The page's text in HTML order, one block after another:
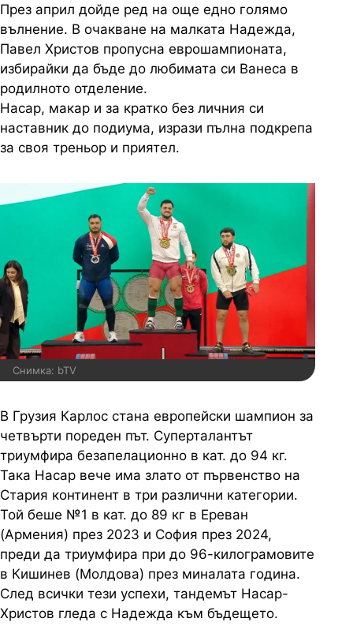
През април дойде ред на още едно голямо
вълнение. В очакване на малката Надежда,
Павел Христов пропусна еврошампионата,
избирайки да бъде до любимата си Ванеса в
родилното отделение.
Насар, макар и за кратко без личния си
наставник до подиума, изрази пълна подкрепа
за своя треньор и приятел.
Снимка: bTV
В Грузия Карлос стана европейски шампион за
четвърти пореден път. Суперталантът
триумфира безапелационно в кат. до 94 кг.
Така Насар вече има злато от първенство на
Стария континент в три различни категории.
Той беше №1 в кат. до 89 кг в Ереван
(Армения) през 2023 и София през 2024,
преди да триумфира при до 96-килограмовите
в Кишинев (Молдова) през миналата година.
След всички тези успехи, тандемът Насар-
Христов гледа с Надежда към бъдещето.